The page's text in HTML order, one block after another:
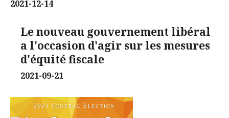
2021-12-14
Le nouveau gouvernement libéral
a l'occasion d'agir sur les mesures
d'équité fiscale
2021-09-21